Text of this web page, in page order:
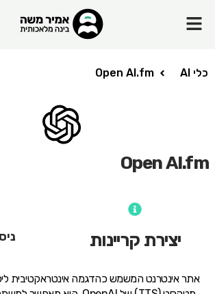
Menu
כלי AI Open AI.fm
Open AI.fm
יצירת קריינות
אתר אינטרנט המשמש כהדגמה אינטראקטיבית